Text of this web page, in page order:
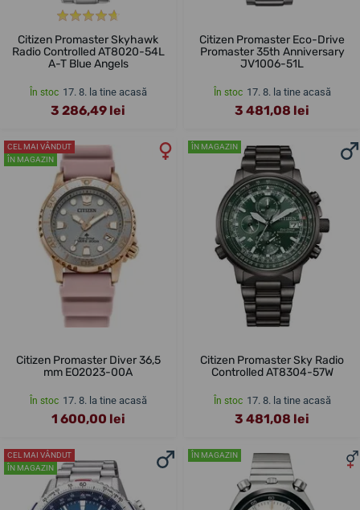
Citizen Promaster Skyhawk
Radio Controlled AT8020-54L
A-T Blue Angels
În stoc 17. 8. la tine acasă
3 286,49 lei
Citizen Promaster Eco-Drive
Promaster 35th Anniversary
JV1006-51L
În stoc 17. 8. la tine acasă
3 481,08 lei
CEL MAI VÂNDUT
ÎN MAGAZIN
Citizen Promaster Diver 36,5
mm EO2023-00A
În stoc 17. 8. la tine acasă
1 600,00 lei
ÎN MAGAZIN
Citizen Promaster Sky Radio
Controlled AT8304-57W
În stoc 17. 8. la tine acasă
3 481,08 lei
CEL MAI VÂNDUT
ÎN MAGAZIN
ÎN MAGAZIN